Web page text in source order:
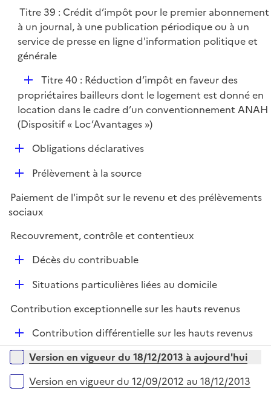
i
e
r
Titre 39 : Crédit d’impôt pour le premier abonnement
à un journal, à une publication périodique ou à un
service de presse en ligne d'information politique et
générale
D
é
p
l
e
r
Titre 40 : Réduction d’impôt en faveur des
propriétaires bailleurs dont le logement est donné en
location dans le cadre d’un conventionnement ANAH
(Dispositif « Loc’Avantages »)
D
i
e
r
Obligations déclaratives
D
p
l
i
Prélèvement à la source
Paiement de l'impôt sur le revenu et des prélèvements
sociaux
Recouvrement, contrôle et contentieux
D
i
r
Décès du contribuable
D
p
i
e
Situations particulières liées au domicile
Contribution exceptionnelle sur les hauts revenus
D
é
p
Contribution différentielle sur les hauts revenus
Versions sur la période
Version en vigueur du 18/12/2013 à aujourd'hui
Version en vigueur du 12/09/2012 au 18/12/2013